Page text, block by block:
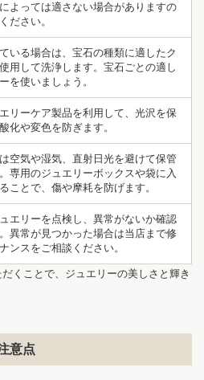
よっては適さない場合がありますの
ださい。
いる場合は、宝石の種類に適したク
用して洗浄します。宝石ごとの適し
を使いましょう。
リーケア製品を利用して、光沢を保
化や変色を防ぎます。
空気や湿気、直射日光を避けて保管
専用のジュエリーボックスや袋に入
ことで、傷や摩耗を防げます。
エリーを点検し、異常がないか確認
異常が見つかった場合は当店まで修
ンスをご相談ください。
くことで、ジュエリーの美しさと輝き
意点
1 4